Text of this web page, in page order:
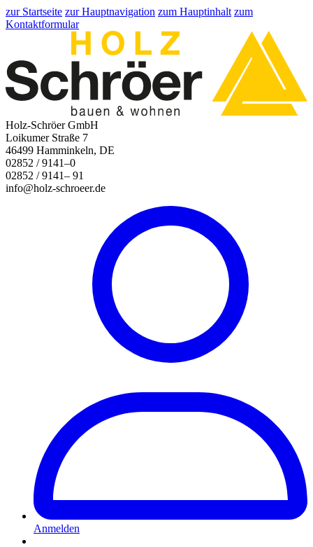
zur Startseite zur Hauptnavigation zum Hauptinhalt zum
Kontaktformular
Holz-Schröer GmbH
Loikumer Straße 7
46499 Hamminkeln, DE
02852 / 9141–0
02852 / 9141– 91
info@holz-schroeer.de
Anmelden